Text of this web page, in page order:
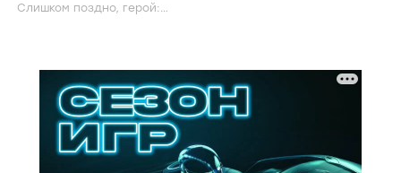
Слишком поздно, герой: